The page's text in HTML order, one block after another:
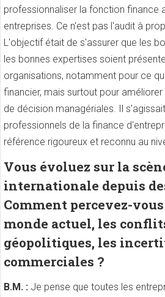
professionnaliser la fonction finance
entreprises. Ce n'est pas l'audit à
L'objectif était de s'assurer que les
les bonnes expertises soient
organisations, notamment pour ce
financier, mais surtout pour
de décision managériales. Il
professionnels de la finance
référence rigoureux et reconnu au
Vous évoluez sur la
internationale depuis
Comment percevez-
monde actuel, les
géopolitiques, les
commerciales ?
B.M. : Je pense que toutes les